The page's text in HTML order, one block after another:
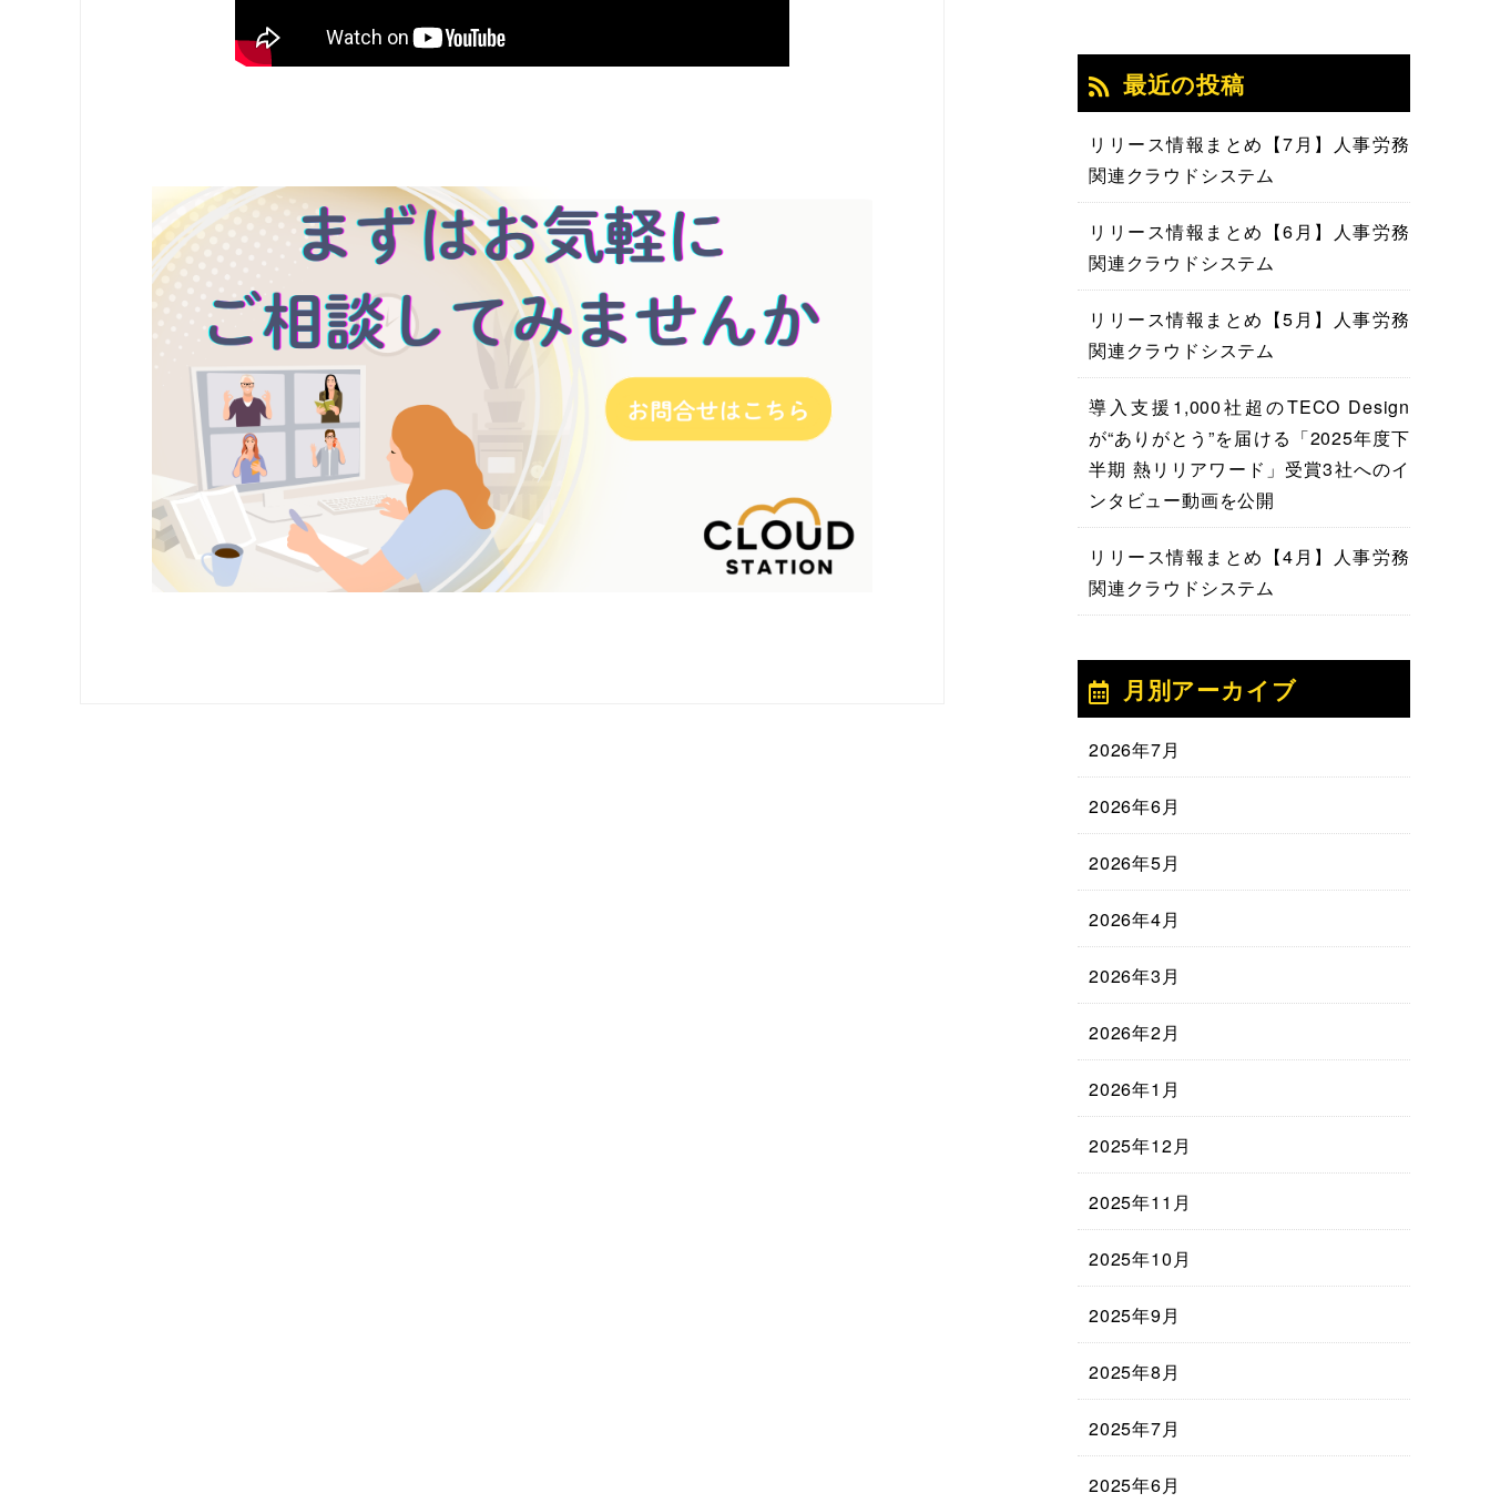
最近の投稿
リリース情報まとめ【7月】人事労務
関連クラウドシステム
リリース情報まとめ【6月】人事労務
関連クラウドシステム
リリース情報まとめ【5月】人事労務
関連クラウドシステム
導入支援1,000社超のTECO Design
が“ありがとう”を届ける「2025年度下
半期 熱リリアワード」受賞3社へのイ
ンタビュー動画を公開
リリース情報まとめ【4月】人事労務
関連クラウドシステム
月別アーカイブ
2026年7月
2026年6月
2026年5月
2026年4月
2026年3月
2026年2月
2026年1月
2025年12月
2025年11月
2025年10月
2025年9月
2025年8月
2025年7月
2025年6月